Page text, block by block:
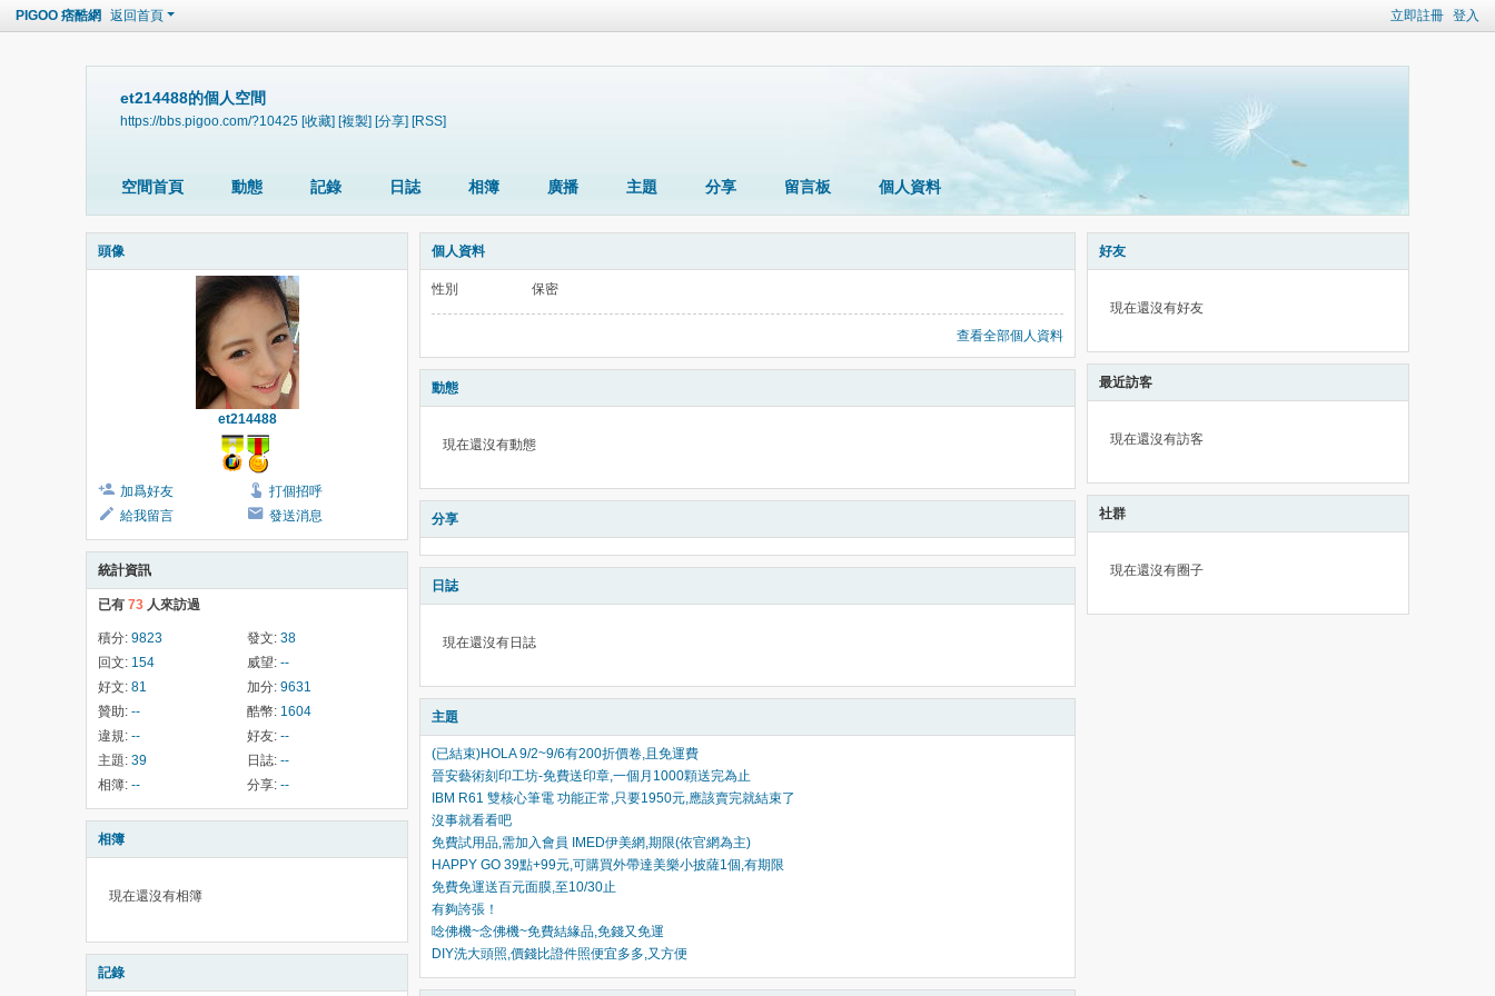
立即註冊 登入
PIGOO 痞酷網 返回首頁
et214488的個人空間
https://bbs.pigoo.com/?10425 [收藏] [複製] [分享] [RSS]
空間首頁 動態 記錄 日誌 相簿 廣播 主題 分享 留言板 個人資料
頭像
et214488
加爲好友
打個招呼
給我留言
發送消息
統計資訊
已有 73 人來訪過
積分: 9823 發文: 38
回文: 154 威望: --
好文: 81 加分: 9631
贊助: -- 酷幣: 1604
違規: -- 好友: --
主題: 39 日誌: --
相簿: -- 分享: --
相簿
現在還沒有相簿
記錄
個人資料
性別 保密
查看全部個人資料
動態
現在還沒有動態
分享
日誌
現在還沒有日誌
主題
(已結束)HOLA 9/2~9/6有200折價卷,且免運費
晉安藝術刻印工坊-免費送印章,一個月1000顆送完為止
IBM R61 雙核心筆電 功能正常,只要1950元,應該賣完就結束了
沒事就看看吧
免費試用品,需加入會員 IMED伊美網,期限(依官網為主)
HAPPY GO 39點+99元,可購買外帶達美樂小披薩1個,有期限
免費免運送百元面膜,至10/30止
有夠誇張！
唸佛機~念佛機~免費結緣品,免錢又免運
DIY洗大頭照,價錢比證件照便宜多多,又方便
好友
現在還沒有好友
最近訪客
現在還沒有訪客
社群
現在還沒有圈子